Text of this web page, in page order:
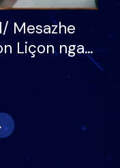
Mesazhe
Liçon nga
meritoj…